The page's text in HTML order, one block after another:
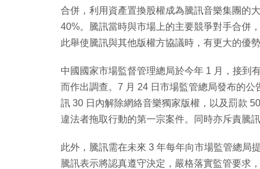
合併，利用資產置換股權成為騰訊音樂集團的
40%。騰訊當時與市場上的主要競爭對手合併
此舉使騰訊與其他版權方協議時，有更大的優
中國國家市場監督管理總局於今年 1 月，接到
而作出調查。7 月 24 日市場監管總局發布的
訊 30 日內解除網絡音樂獨家版權，以及罰款
違法者拖取行動的第一宗案件。同時亦斥責騰
此外，騰訊需在未來 3 年每年向市場監管總局
騰訊表示將認真遵守決定，嚴格落實監管要求